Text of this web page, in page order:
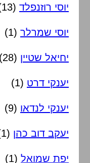
יוסי רוזנפלד (13)
יוסי שמרלר (1)
יחיאל שטיין (28)
יענקי דרט (1)
יענקי לנדאו (9)
יעקב דוב כהן (1)
יפת שמואל (1)